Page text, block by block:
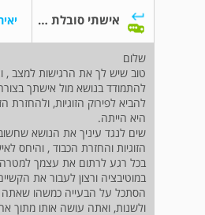
אישתי סובלת מנטייה מינית
שלום
טוב שיש לך את הרגישות למצב ,
להתמודד בנושא מול אישתך
להביא לפירוק הזוגיות, ולהחזרת
היא הייתה.
שים לנגד עיניך את הנושא
הזוגיות והחזרת הכבוד , והיחס
בכל רגע לרתום את עצמך למטרה
במוטיבציה ורצון לעבור את
הסתכל על הבעייה כמשהו שאתה
ולשנות, ואתה עושה אותו מתוך